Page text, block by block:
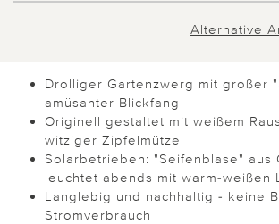
Alternative
Drolliger Gartenzwerg mit großer
amüsanter Blickfang
Originell gestaltet mit weißem
witziger Zipfelmütze
Solarbetrieben: "Seifenblase" aus
leuchtet abends mit warm-weißen
Langlebig und nachhaltig - keine
Stromverbrauch